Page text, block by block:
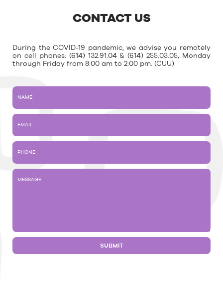
CONTACT US
During the COVID-19 pandemic, we advise you remotely
on cell phones: (614) 132.91.04 & (614) 255.03.05, Monday
through Friday from 8:00 am to 2:00 pm. (CUU).